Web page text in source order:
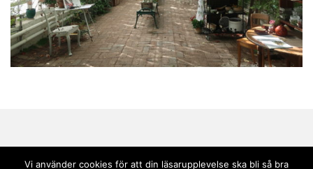
Vi använder cookies för att din läsarupplevelse ska bli så bra